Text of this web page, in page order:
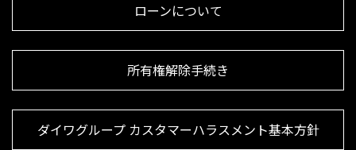
ローンについて
所有権解除手続き
ダイワグループ カスタマーハラスメント基本方針